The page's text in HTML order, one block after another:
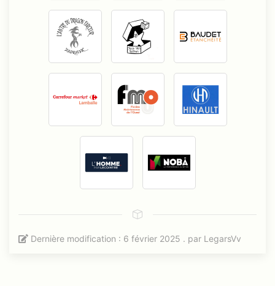
Dernière modification : 6 février 2025 . par LegarsVv